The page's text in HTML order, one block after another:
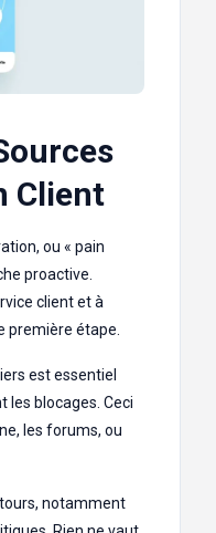
Client
ou « pain
proactive.
client et à
première étape.
est essentiel
les blocages. Ceci
les forums, ou
notamment